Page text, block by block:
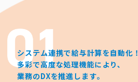
システム連携で給与計算を自動化！
多彩で高度な処理機能により、
業務のDXを推進します。